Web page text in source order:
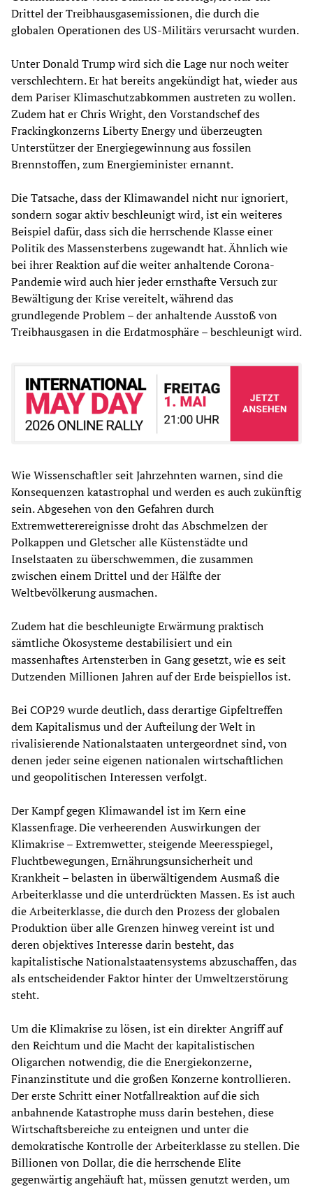
Drittel der Treibhausgasemissionen, die durch die
globalen Operationen des US-Militärs verursacht wurden.
Unter Donald Trump wird sich die Lage nur noch weiter
verschlechtern. Er hat bereits angekündigt hat, wieder aus
dem Pariser Klimaschutzabkommen austreten zu wollen.
Zudem hat er Chris Wright, den Vorstandschef des
Frackingkonzerns Liberty Energy und überzeugten
Unterstützer der Energiegewinnung aus fossilen
Brennstoffen, zum Energieminister ernannt.
Die Tatsache, dass der Klimawandel nicht nur ignoriert,
sondern sogar aktiv beschleunigt wird, ist ein weiteres
Beispiel dafür, dass sich die herrschende Klasse einer
Politik des Massensterbens zugewandt hat. Ähnlich wie
bei ihrer Reaktion auf die weiter anhaltende Corona-
Pandemie wird auch hier jeder ernsthafte Versuch zur
Bewältigung der Krise vereitelt, während das
grundlegende Problem – der anhaltende Ausstoß von
Treibhausgasen in die Erdatmosphäre – beschleunigt wird.
Wie Wissenschaftler seit Jahrzehnten warnen, sind die
Konsequenzen katastrophal und werden es auch zukünftig
sein. Abgesehen von den Gefahren durch
Extremwetterereignisse droht das Abschmelzen der
Polkappen und Gletscher alle Küstenstädte und
Inselstaaten zu überschwemmen, die zusammen
zwischen einem Drittel und der Hälfte der
Weltbevölkerung ausmachen.
Zudem hat die beschleunigte Erwärmung praktisch
sämtliche Ökosysteme destabilisiert und ein
massenhaftes Artensterben in Gang gesetzt, wie es seit
Dutzenden Millionen Jahren auf der Erde beispiellos ist.
Bei COP29 wurde deutlich, dass derartige Gipfeltreffen
dem Kapitalismus und der Aufteilung der Welt in
rivalisierende Nationalstaaten untergeordnet sind, von
denen jeder seine eigenen nationalen wirtschaftlichen
und geopolitischen Interessen verfolgt.
Der Kampf gegen Klimawandel ist im Kern eine
Klassenfrage. Die verheerenden Auswirkungen der
Klimakrise – Extremwetter, steigende Meeresspiegel,
Fluchtbewegungen, Ernährungsunsicherheit und
Krankheit – belasten in überwältigendem Ausmaß die
Arbeiterklasse und die unterdrückten Massen. Es ist auch
die Arbeiterklasse, die durch den Prozess der globalen
Produktion über alle Grenzen hinweg vereint ist und
deren objektives Interesse darin besteht, das
kapitalistische Nationalstaatensystems abzuschaffen, das
als entscheidender Faktor hinter der Umweltzerstörung
steht.
Um die Klimakrise zu lösen, ist ein direkter Angriff auf
den Reichtum und die Macht der kapitalistischen
Oligarchen notwendig, die die Energiekonzerne,
Finanzinstitute und die großen Konzerne kontrollieren.
Der erste Schritt einer Notfallreaktion auf die sich
anbahnende Katastrophe muss darin bestehen, diese
Wirtschaftsbereiche zu enteignen und unter die
demokratische Kontrolle der Arbeiterklasse zu stellen. Die
Billionen von Dollar, die die herrschende Elite
gegenwärtig angehäuft hat, müssen genutzt werden, um